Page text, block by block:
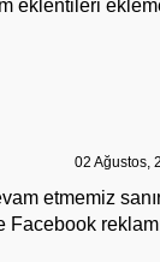
eklentileri
02 Ağustos,
etmemiz
Facebook